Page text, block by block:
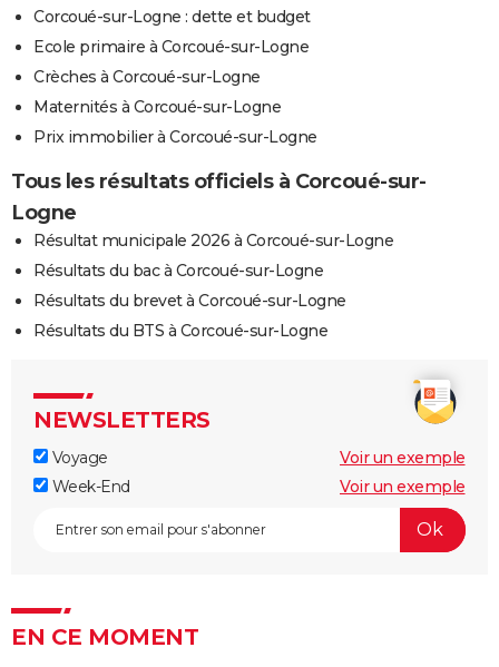
Corcoué-sur-Logne : dette et budget
Ecole primaire à Corcoué-sur-Logne
Crèches à Corcoué-sur-Logne
Maternités à Corcoué-sur-Logne
Prix immobilier à Corcoué-sur-Logne
Tous les résultats officiels à Corcoué-sur-
Logne
Résultat municipale 2026 à Corcoué-sur-Logne
Résultats du bac à Corcoué-sur-Logne
Résultats du brevet à Corcoué-sur-Logne
Résultats du BTS à Corcoué-sur-Logne
NEWSLETTERS
Voyage
Voir un exemple
Week-End
Voir un exemple
EN CE MOMENT